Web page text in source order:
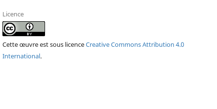
Licence
Cette œuvre est sous licenceCreative Commons Attribution 4.0
International.